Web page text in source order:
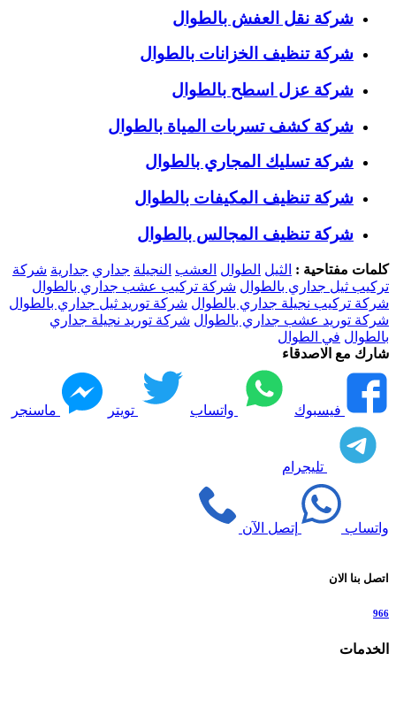
شركة نقل العفش بالطوال
شركة تنظيف الخزانات بالطوال
شركة عزل اسطح بالطوال
شركة كشف تسربات المياة بالطوال
شركة تسليك المجاري بالطوال
شركة تنظيف المكيفات بالطوال
شركة تنظيف المجالس بالطوال
كلمات مفتاحية : الثيل الطوال العشب النجيلة جداري جدارية شركة
تركيب ثيل جداري بالطوال شركة تركيب عشب جداري بالطوال
شركة تركيب نجيلة جداري بالطوال شركة توريد ثيل جداري بالطوال
شركة توريد عشب جداري بالطوال شركة توريد نجيلة جداري
بالطوال في الطوال
شارك مع الاصدقاء
فيسبوك واتساب تويتر ماسنجر
تليجرام
واتساب إتصل الآن
اتصل بنا الان
966
الخدمات